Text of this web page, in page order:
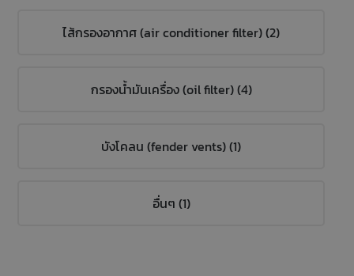
ไส้กรองอากาศ (air conditioner filter) (2)
กรองน้ำมันเครื่อง (oil filter) (4)
บังโคลน (fender vents) (1)
อื่นๆ (1)